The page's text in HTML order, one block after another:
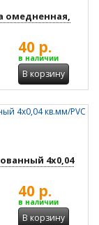
омедненная,
40 р.
в наличии
В корзину
4x0,04
40 р.
в наличии
В корзину